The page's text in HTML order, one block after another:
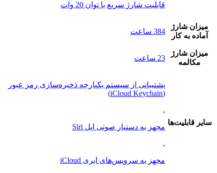
قابلیت شارژ سریع با توان 20 وات
ميزان شارژ
آماده به کار
384 ساعت
ميزان شارژ
مکالمه
23 ساعت
ساير قابليت‌ها
پشتیبانی از سیستم یکپارچه ذخیره‌سازی رمز عبور
(iCloud Keychain)
,
مجهز به دستیار صوتی اپل Siri
,
مجهز به سرویس‌های ابری iCloud